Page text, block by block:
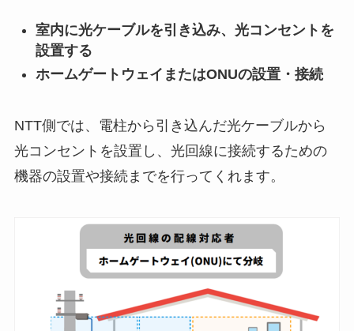
室内に光ケーブルを引き込み、光コンセントを
設置する
ホームゲートウェイまたはONUの設置・接続
NTT側では、電柱から引き込んだ光ケーブルから
光コンセントを設置し、光回線に接続するための
機器の設置や接続までを行ってくれます。